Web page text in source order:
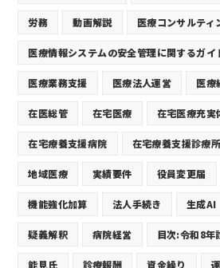
労務 動画解説 医療コンサルティ
医療情報システムの安全管理に関するガイ
医療業務支援 医療法人運営 医療
在医総管 在宅医療 在宅医療充実
在宅療養支援病院 在宅療養支援診療所
地域医療 実績要件 役員変更届
機能強化加算 法人手続き 生成AI
疑義解釈 病院経営 目次:令和8年
能見氏 診療報酬 資金繰り